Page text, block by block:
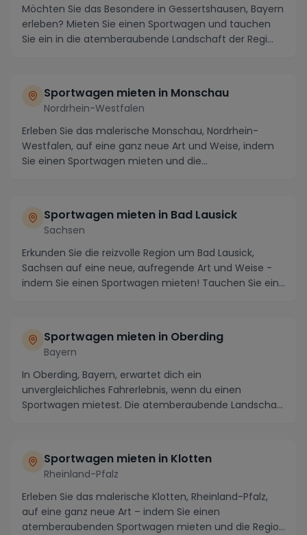
Möchten Sie das Besondere in Gessertshausen, Bayern
erleben? Mieten Sie einen Sportwagen und tauchen
Sie ein in die atemberaubende Landschaft der Regi...
Sportwagen mieten in Monschau
Nordrhein-Westfalen
Erleben Sie das malerische Monschau, Nordrhein-
Westfalen, auf eine ganz neue Art und Weise, indem
Sie einen Sportwagen mieten und die
Sportwagen mieten in Bad Lausick
Sachsen
Erkunden Sie die reizvolle Region um Bad Lausick,
Sachsen auf eine neue, aufregende Art und Weise -
indem Sie einen Sportwagen mieten! Tauchen Sie ein...
Sportwagen mieten in Oberding
Bayern
In Oberding, Bayern, erwartet dich ein
unvergleichliches Fahrerlebnis, wenn du einen
Sportwagen mietest. Die atemberaubende Landschaft
Sportwagen mieten in Klotten
Rheinland-Pfalz
Erleben Sie das malerische Klotten, Rheinland-Pfalz,
auf eine ganz neue Art – indem Sie einen
atemberaubenden Sportwagen mieten und die Region